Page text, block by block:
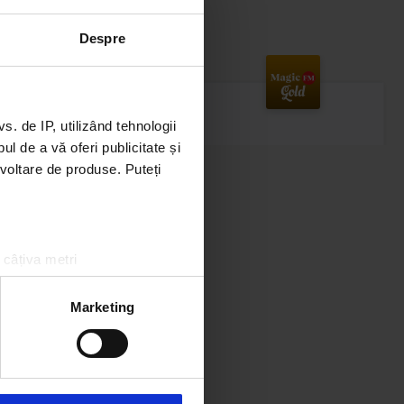
Despre
de IP, utilizând tehnologii
de a vă oferi publicitate și
de produse. Puteți
metri
la
secțiunea cu detalii
cu privire la modul în
Marketing